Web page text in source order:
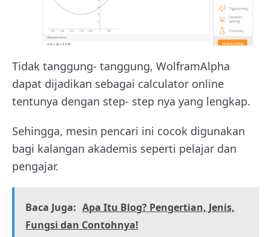
Tidak tanggung- tanggung, WolframAlpha
dapat dijadikan sebagai calculator online
tentunya dengan step- step nya yang lengkap.
Sehingga, mesin pencari ini cocok digunakan
bagi kalangan akademis seperti pelajar dan
pengajar.
Baca Juga: Apa Itu Blog? Pengertian, Jenis,
Fungsi dan Contohnya!